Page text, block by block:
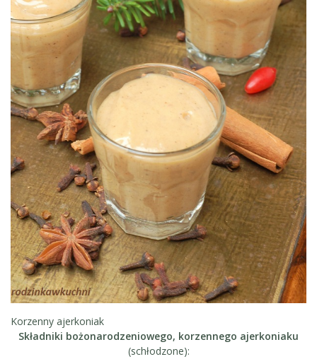
Korzenny ajerkoniak
Składniki bożonarodzeniowego, korzennego ajerkoniaku
(schłodzone):